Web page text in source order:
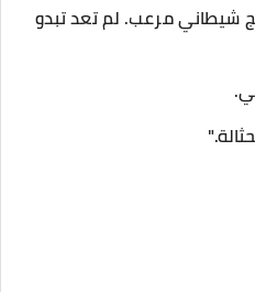
شيطاني مرعب. لم تعد تبدو